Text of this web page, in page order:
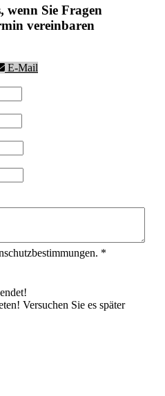
wenn Sie Fragen
vereinbaren
E-Mail
*
Versuchen Sie es später